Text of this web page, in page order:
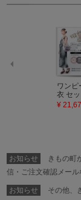
ワンピ
衣 セ
ィース
シェ）
タン・
音・
プ」F
¥
お知らせ
きもの町
信・ご注文確認メー
お知らせ その他、